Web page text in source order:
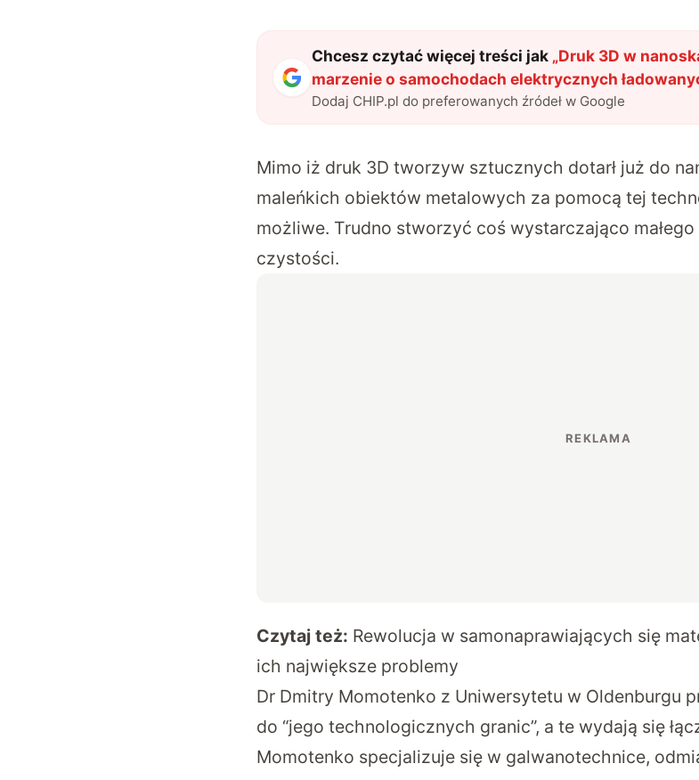
Chcesz czytać więcej treści jak „Druk 3D w
marzenie o samochodach elektrycznych
Dodaj CHIP.pl do preferowanych źródeł w Google
Mimo iż druk 3D tworzyw sztucznych dotarł już do
maleńkich obiektów metalowych za pomocą tej
możliwe. Trudno stworzyć coś wystarczająco
czystości.
Czytaj też: Rewolucja w samonaprawiających się
ich największe problemy
Dr Dmitry Momotenko z Uniwersytetu w Oldenburgu
do “jego technologicznych granic”, a te wydają się
Momotenko specjalizuje się w galwanotechnice,